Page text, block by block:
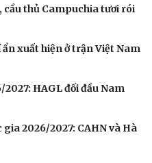
cầu thủ Campuchia tươi rói
xuất hiện ở trận Việt Nam
HAGL đối đầu Nam
2026/2027: CAHN và Hà